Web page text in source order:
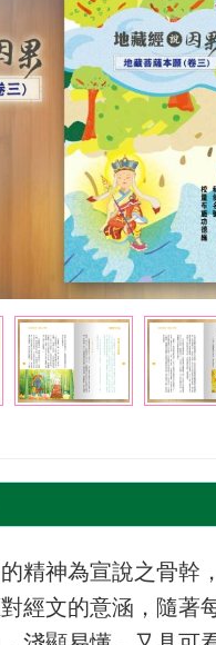
精神為宣說之骨幹
經文的意涵，隨著